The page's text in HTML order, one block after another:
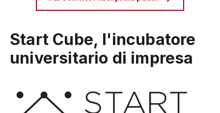
Start Cube, l'incubatore
universitario di impresa